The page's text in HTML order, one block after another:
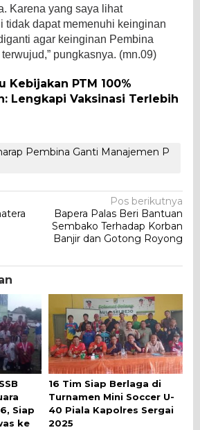
Karena yang saya lihat
tidak dapat memenuhi keinginan
agar keinginan Pembina
pungkasnya. (mn.09)
Kebijakan PTM 100%
Lengkapi Vaksinasi Terlebih
Pembina Ganti Manajemen P
Pos berikutnya
Bapera Palas Beri Bantuan
Sembako Terhadap Korban
Banjir dan Gotong Royong
Siap
ke
16 Tim Siap Berlaga di
Turnamen Mini Soccer U-
40 Piala Kapolres Sergai
2025